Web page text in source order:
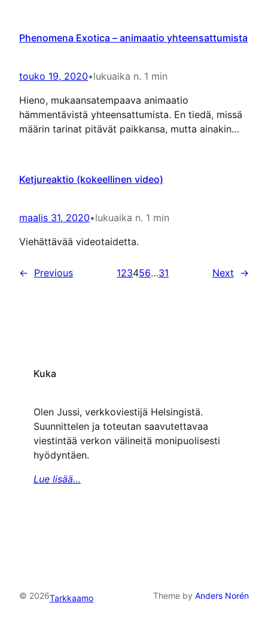
Phenomena Exotica – animaatio yhteensattumista
touko 19, 2020•lukuaika n. 1 min
Hieno, mukaansatempaava animaatio
hämmentävistä yhteensattumista. En tiedä, missä
määrin tarinat pitävät paikkansa, mutta ainakin
Ketjureaktio (kokeellinen video)
maalis 31, 2020•lukuaika n. 1 min
Viehättävää videotaidetta.
← Previous 123456…31 Next →
Kuka
Olen Jussi, verkkoviestijä Helsingistä.
Suunnittelen ja toteutan saavutettavaa
viestintää verkon välineitä monipuolisesti
hyödyntäen.
Lue lisää…
© 2026Tarkkaamo Theme by Anders Norén